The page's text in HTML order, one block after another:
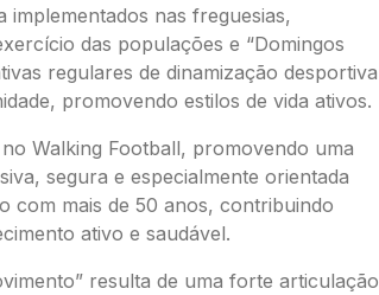
implementados nas freguesias,
das populações e “Domingos
regulares de dinamização desportiva
promovendo estilos de vida ativos.
Walking Football, promovendo uma
segura e especialmente orientada
com mais de 50 anos, contribuindo
ativo e saudável.
resulta de uma forte articulação